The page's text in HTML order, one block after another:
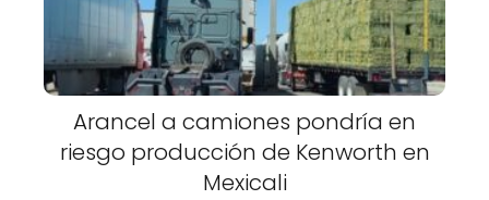
Arancel a camiones pondría en
riesgo producción de Kenworth en
Mexicali